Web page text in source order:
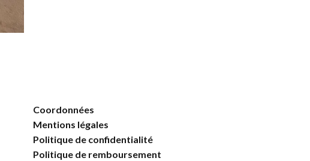
Coordonnées
Mentions légales
Politique de confidentialité
Politique de remboursement